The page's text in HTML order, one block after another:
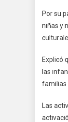
Por su
niñas y
Explicó
las
familias
Las